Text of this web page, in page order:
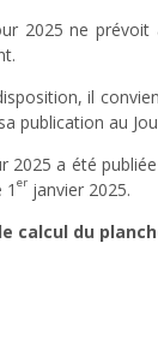
2025 ne prévoit
disposition, il
publication au
2025 a été
erjanvier 2025.
calcul du